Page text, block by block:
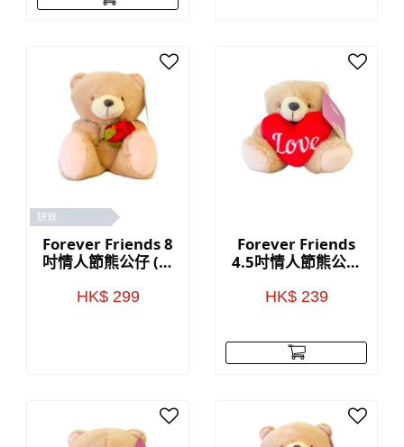
缺貨
Forever Friends 8
吋情人節熊公仔 (玫
HK$ 299
Forever Friends
4.5吋情人節熊公仔
HK$ 239